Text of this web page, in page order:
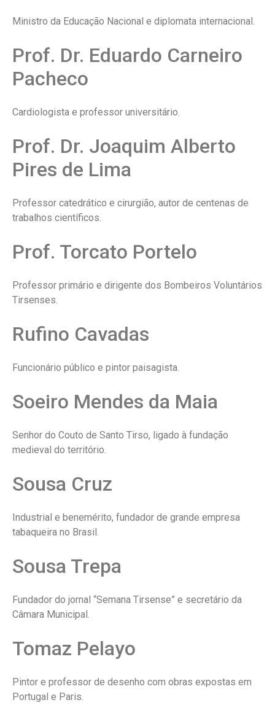
Ministro da Educação Nacional e diplomata internacional.
Prof. Dr. Eduardo Carneiro
Pacheco
Cardiologista e professor universitário.
Prof. Dr. Joaquim Alberto
Pires de Lima
Professor catedrático e cirurgião, autor de centenas de
trabalhos científicos.
Prof. Torcato Portelo
Professor primário e dirigente dos Bombeiros Voluntários
Tirsenses.
Rufino Cavadas
Funcionário público e pintor paisagista.
Soeiro Mendes da Maia
Senhor do Couto de Santo Tirso, ligado à fundação
medieval do território.
Sousa Cruz
Industrial e benemérito, fundador de grande empresa
tabaqueira no Brasil.
Sousa Trepa
Fundador do jornal “Semana Tirsense” e secretário da
Câmara Municipal.
Tomaz Pelayo
Pintor e professor de desenho com obras expostas em
Portugal e Paris.